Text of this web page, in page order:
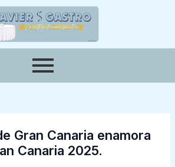
Gran Canaria enamora
Canaria 2025.